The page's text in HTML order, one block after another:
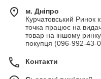
м. Дніпро
Курчатовський Ринок
точка працює на
товар на іншому
покупця (096-992-43-
Контакти